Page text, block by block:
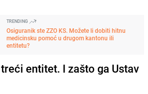
TRENDING
Osiguranik ste ZZO KS. Možete li dobiti hitnu
medicinsku pomoć u drugom kantonu ili
entitetu?
entitet. I zašto ga Ustav